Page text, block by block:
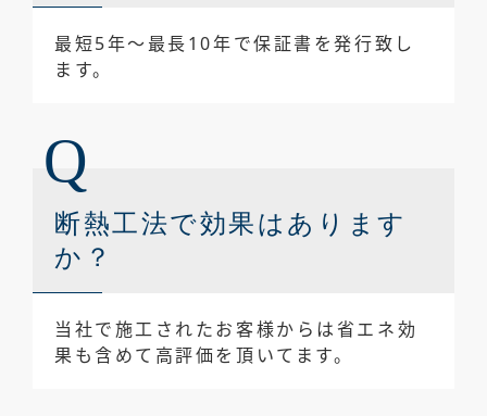
最短5年～最長10年で保証書を発行致し
ます。
断熱工法で効果はあります
か？
当社で施工されたお客様からは省エネ効
果も含めて高評価を頂いてます。